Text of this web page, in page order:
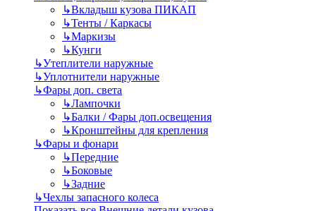
↳Вкладыш кузова ПИКАП
↳Тенты / Каркасы
↳Маркизы
↳Кунги
↳Утеплители наружные
↳Уплотнители наружные
↳Фары доп. света
↳Лампочки
↳Балки / Фары доп.освещения
↳Кронштейны для крепления
↳Фары и фонари
↳Передние
↳Боковые
↳Задние
↳Чехлы запасного колеса